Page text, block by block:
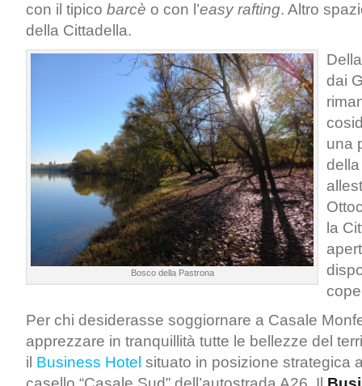
con il tipico barcè o con l’easy rafting. Altro
della Cittadella.
Bosco della Pastrona
dai
una
la
Per chi desiderasse soggiornare a Casale
apprezzare in tranquillità tutte le bellezze del
il Business Hotel situato in posizione strategica